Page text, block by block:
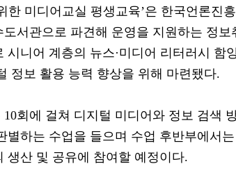
한 미디어교실 평생교육’은 한국언론진
도서관으로 파견해 운영을 지원하는 정보
시니어 계층의 뉴스·미디어 리터러시 함
정보 활용 능력 향상을 위해 마련됐다.
10회에 걸쳐 디지털 미디어와 정보 검색
별하는 수업을 들으며 수업 후반부에서
생산 및 공유에 참여할 예정이다.